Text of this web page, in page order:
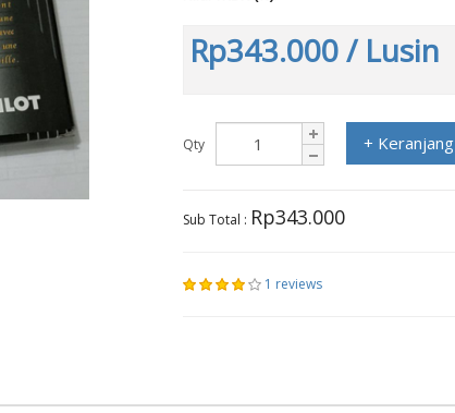
Rp343.000/ Lusin
Qty + Keranjang
Sub Total : Rp343.000
1 reviews